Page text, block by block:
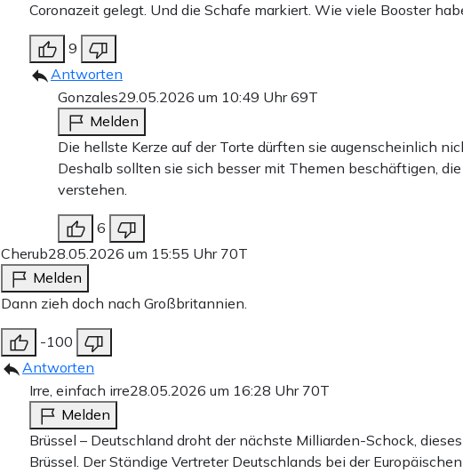
Coronazeit gelegt. Und die Schafe markiert. Wie viele Booster
9
Antworten
Gonzales29.05.2026 um 10:49 Uhr69T
Melden
Die hellste Kerze auf der Torte dürften sie augenscheinlich
Deshalb sollten sie sich besser mit Themen beschäftigen,
verstehen.
6
Cherub28.05.2026 um 15:55 Uhr 70T
Melden
Dann zieh doch nach Großbritannien.
-100
Antworten
Irre, einfach irre28.05.2026 um 16:28 Uhr 70T
Melden
Brüssel – Deutschland droht der nächste Milliarden-Schock,
Brüssel. Der Ständige Vertreter Deutschlands bei der